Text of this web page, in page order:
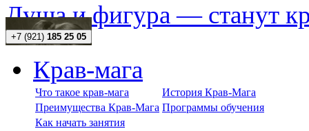
Душа и фигура — станут
+7 (921) 185 25 05
Крав-мага
Что такое крав-мага
История Крав-Мага
Преимущества Крав-Мага Программы обучения
Как начать занятия